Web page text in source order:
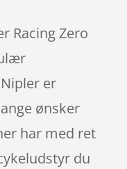
Racing Zero
er
ønsker
har med ret
du